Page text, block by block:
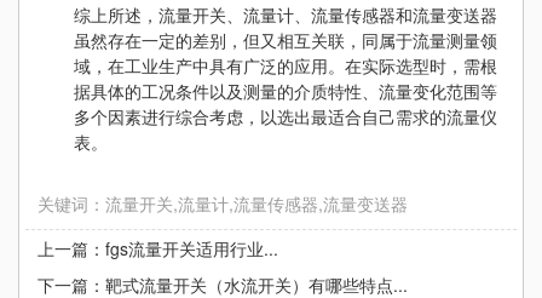
综上所述，流量开关、流量计、流量传感器和流量变送器
虽然存在一定的差别，但又相互关联，同属于流量测量领
域，在工业生产中具有广泛的应用。在实际选型时，需根
据具体的工况条件以及测量的介质特性、流量变化范围等
多个因素进行综合考虑，以选出最适合自己需求的流量仪
表。
关键词：流量开关,流量计,流量传感器,流量变送器
上一篇：fgs流量开关适用行业...
下一篇：靶式流量开关（水流开关）有哪些特点...